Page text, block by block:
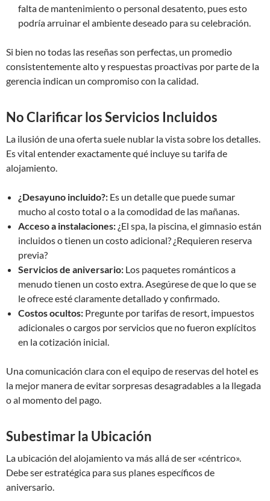
falta de mantenimiento o personal desatento, pues esto
podría arruinar el ambiente deseado para su celebración.
Si bien no todas las reseñas son perfectas, un promedio
consistentemente alto y respuestas proactivas por parte de la
gerencia indican un compromiso con la calidad.
No Clarificar los Servicios Incluidos
La ilusión de una oferta suele nublar la vista sobre los detalles.
Es vital entender exactamente qué incluye su tarifa de
alojamiento.
¿Desayuno incluido?: Es un detalle que puede sumar
mucho al costo total o a la comodidad de las mañanas.
Acceso a instalaciones: ¿El spa, la piscina, el gimnasio están
incluidos o tienen un costo adicional? ¿Requieren reserva
previa?
Servicios de aniversario: Los paquetes románticos a
menudo tienen un costo extra. Asegúrese de que lo que se
le ofrece esté claramente detallado y confirmado.
Costos ocultos: Pregunte por tarifas de resort, impuestos
adicionales o cargos por servicios que no fueron explícitos
en la cotización inicial.
Una comunicación clara con el equipo de reservas del hotel es
la mejor manera de evitar sorpresas desagradables a la llegada
o al momento del pago.
Subestimar la Ubicación
La ubicación del alojamiento va más allá de ser «céntrico».
Debe ser estratégica para sus planes específicos de
aniversario.